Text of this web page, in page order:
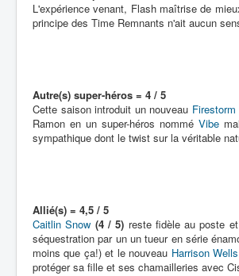
L'expérience venant, Flash maîtrise de
principe des Time Remnants n'ait aucun
Autre(s) super-héros = 4 / 5
Cette saison introduit un nouveau Firestorm
Ramon en un super-héros nomméVibe
sympathique dont le twist sur la véritable
Allié(s) = 4,5 / 5
Caitlin Snow (4 / 5) reste fidèle au poste
séquestration par un un tueur en série
moins que ça!) et le nouveau Harrison Wells
protéger sa fille et ses chamailleries avec